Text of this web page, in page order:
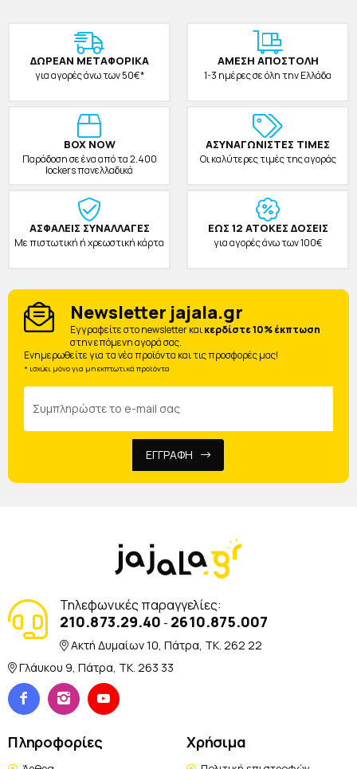
ΔΩΡΕAΝ ΜΕΤΑΦΟΡΙΚΑ
για αγορές άνω των 50€*
ΑΜΕΣΗ ΑΠΟΣΤΟΛΗ
1-3 ημέρες σε όλη την Ελλάδα
BOX NOW
Παράδοση σε ένα από τα 2.400
lockers πανελλαδικά
ΑΣΥΝΑΓΩΝΙΣΤΕΣ ΤΙΜΕΣ
Οι καλύτερες τιμές της αγοράς
ΑΣΦΑΛΕΙΣ ΣΥΝΑΛΛΑΓΕΣ
Με πιστωτική ή χρεωστική κάρτα
ΕΩΣ 12 ΑΤΟΚΕΣ ΔΟΣΕΙΣ
για αγορές άνω των 100€
Newsletter jajala.gr
Eγγραφείτε στο newsletter καικερδίστε 10% έκπτωση
στην επόμενη αγορά σας.
Ενημερωθείτε για τα νέα προϊόντα και τις προσφορές μας!
* ισχύει μόνο για μη εκπτωτικά προϊόντα
ΕΓΓΡΑΦΗ
Τηλεφωνικές παραγγελίες:
210.873.29.40 - 2610.875.007
Ακτή Δυμαίων 10, Πάτρα, TK. 262 22
Γλάυκου 9, Πάτρα, TK. 263 33
Πληροφορίες Χρήσιμα